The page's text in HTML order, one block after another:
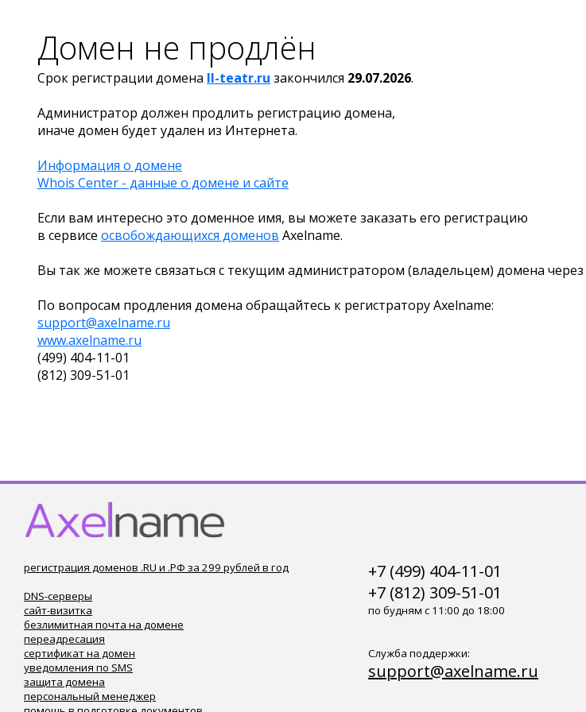
Домен не продлён
Срок регистрации домена ll-teatr.ru закончился 29.07.2026.
Администратор должен продлить регистрацию домена,
иначе домен будет удален из Интернета.
Информация о домене
Whois Center - данные о домене и сайте
Если вам интересно это доменное имя, вы можете заказать его регистрацию
в сервисе освобождающихся доменов Axelname.
Вы так же можете связаться с текущим администратором (владельцем) домена через
По вопросам продления домена обращайтесь к регистратору Axelname:
support@axelname.ru
www.axelname.ru
(499) 404-11-01
(812) 309-51-01
регистрация доменов .RU и .РФ за 299 рублей в год
DNS-серверы
сайт-визитка
безлимитная почта на домене
переадресация
сертификат на домен
уведомления по SMS
защита домена
персональный менеджер
+7 (499) 404-11-01
+7 (812) 309-51-01
по будням с 11:00 до 18:00
Служба поддержки:
support@axelname.ru